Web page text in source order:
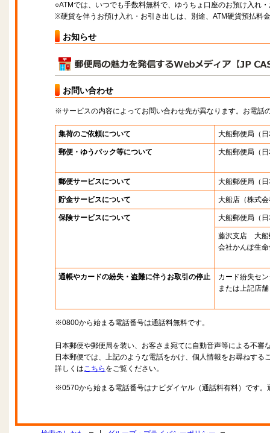
○ATMでは、いつでも手数料無料で、ゆうちょ口座のお預け入れ
※硬貨を伴うお預け入れ・お引き出しは、別途、ATM硬貨預払料
お知らせ
お問い合わせ
※サービスの内容によってお問い合わせ先が異なります。お電話
集荷のご依頼について 大船郵便局 （
郵便・ゆうパック等について 大船郵便局 （
郵便サービスについて 大船郵便局 （
貯金サービスについて 大船店 （株式
保険サービスについて 大船郵便局 （
藤沢支店 大船
会社かんぽ生
通帳やカードの紛失・盗難に伴うお取引の停止
カード紛失セ
または上記店舗
※0800から始まる電話番号は通話料無料です。
日本郵便や郵便局を装い、お客さま宛てに自動音声等による不審
日本郵便では、上記のような電話をかけ、個人情報をお尋ねする
詳しくはこちら をご覧ください。
※0570から始まる電話番号はナビダイヤル（通話料有料）です